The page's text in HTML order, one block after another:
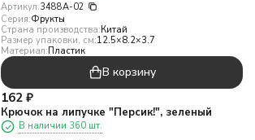
Артикул:3488A-02
Серия:Фрукты
Страна производства:Китай
Размер упаковки, см:12.5×8.2×3.7
Материал:Пластик
В корзину
162 ₽
Крючок на липучке "Персик!", зеленый
В наличии 360 шт.